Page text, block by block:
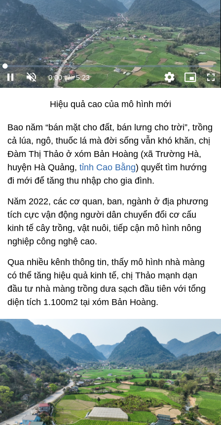
Hiệu quả cao của mô hình mới
Bao năm “bán mặt cho đất, bán lưng cho trời”, trồng
cả lúa, ngô, thuốc lá mà đời sống vẫn khó khăn, chị
Đàm Thị Thảo ở xóm Bản Hoàng (xã Trường Hà,
huyện Hà Quảng, tỉnh Cao Bằng) quyết tìm hướng
đi mới để tăng thu nhập cho gia đình.
Năm 2022, các cơ quan, ban, ngành ở địa phương
tích cực vận động người dân chuyển đổi cơ cấu
kinh tế cây trồng, vật nuôi, tiếp cận mô hình nông
nghiệp công nghệ cao.
Qua nhiều kênh thông tin, thấy mô hình nhà màng
có thể tăng hiệu quả kinh tế, chị Thảo mạnh dạn
đầu tư nhà màng trồng dưa sạch đầu tiên với tổng
diện tích 1.100m2 tại xóm Bản Hoàng.